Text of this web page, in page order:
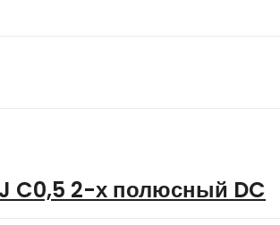
C0,5 2-х полюсный DC